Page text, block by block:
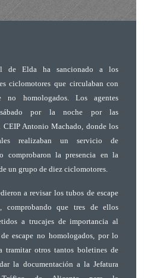
de Elda ha sancionado a los
ciclomotores que circulaban con
no homologados. Los agentes
por la noche por las
CEIP Antonio Machado, donde los
realizaban un servicio de
comprobaron la presencia en la
un grupo de diez ciclomotores.
a revisar los tubos de escape
comprobando que tres de ellos
a trucajes de importancia al
escape no homologados, por lo
tramitar otros tantos boletines de
la documentación a la Jefatura